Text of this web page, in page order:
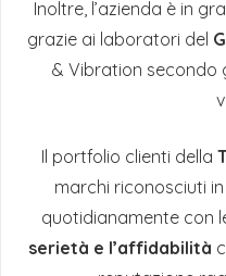
Inoltre, l’azienda è in
grazie ai laboratori del
& Vibration secondo
Il portfolio clienti della
marchi riconosciuti
quotidianamente con
serietà e l’affidabilità